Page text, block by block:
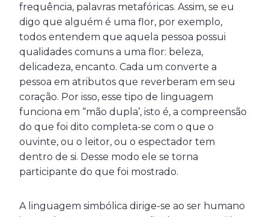
frequência, palavras metafóricas. Assim, se eu
digo que alguém é uma flor, por exemplo,
todos entendem que aquela pessoa possui
qualidades comuns a uma flor: beleza,
delicadeza, encanto. Cada um converte a
pessoa em atributos que reverberam em seu
coração. Por isso, esse tipo de linguagem
funciona em “mão dupla’, isto é, a compreensão
do que foi dito completa-se com o que o
ouvinte, ou o leitor, ou o espectador tem
dentro de si. Desse modo ele se torna
participante do que foi mostrado.
A linguagem simbólica dirige-se ao ser humano